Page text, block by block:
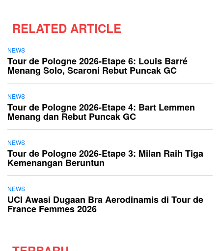
RELATED ARTICLE
NEWS
Tour de Pologne 2026-Etape 6: Louis Barré
Menang Solo, Scaroni Rebut Puncak GC
NEWS
Tour de Pologne 2026-Etape 4: Bart Lemmen
Menang dan Rebut Puncak GC
NEWS
Tour de Pologne 2026-Etape 3: Milan Raih Tiga
Kemenangan Beruntun
NEWS
UCI Awasi Dugaan Bra Aerodinamis di Tour de
France Femmes 2026